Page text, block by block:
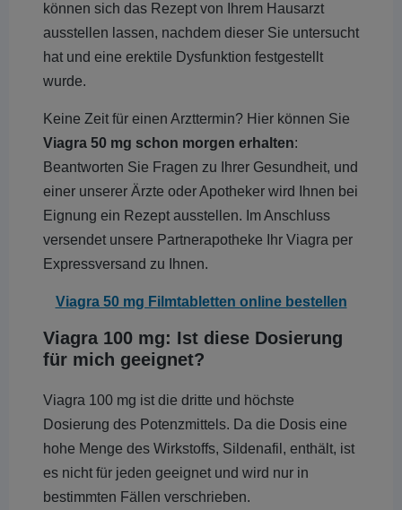
können sich das Rezept von Ihrem Hausarzt
ausstellen lassen, nachdem dieser Sie untersucht
hat und eine erektile Dysfunktion festgestellt
wurde.
Keine Zeit für einen Arzttermin? Hier können Sie
Viagra 50 mg schon morgen erhalten:
Beantworten Sie Fragen zu Ihrer Gesundheit, und
einer unserer Ärzte oder Apotheker wird Ihnen bei
Eignung ein Rezept ausstellen. Im Anschluss
versendet unsere Partnerapotheke Ihr Viagra per
Expressversand zu Ihnen.
Viagra 50 mg Filmtabletten online bestellen
Viagra 100 mg: Ist diese Dosierung
für mich geeignet?
Viagra 100 mg ist die dritte und höchste
Dosierung des Potenzmittels. Da die Dosis eine
hohe Menge des Wirkstoffs, Sildenafil, enthält, ist
es nicht für jeden geeignet und wird nur in
bestimmten Fällen verschrieben.